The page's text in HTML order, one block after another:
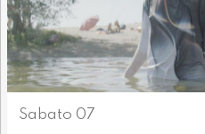
Sabato 07